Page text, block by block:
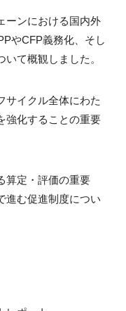
ーンにおける国内外
やCFP義務化、そし
て概観しました。
サイクル全体にわた
強化することの重要
算定・評価の重要
進む促進制度につい